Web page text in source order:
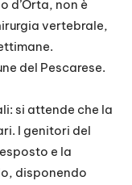
d’Orta, non è
vertebrale,
del Pescarese.
si attende che la
I genitori del
e la
disponendo